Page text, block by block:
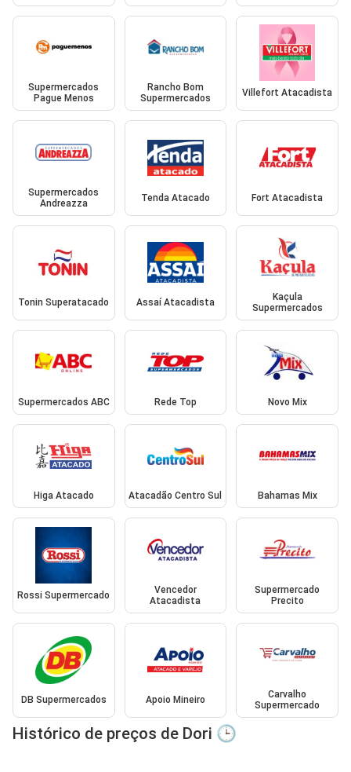
Supermercados
Pague Menos
Rancho Bom
Supermercados
Villefort Atacadista
Supermercados
Andreazza
Tenda Atacado Fort Atacadista
Tonin Superatacado Assaí Atacadista
Kaçula
Supermercados
Supermercados ABC Rede Top Novo Mix
Higa Atacado Atacadão Centro Sul Bahamas Mix
Rossi Supermercado
Vencedor
Atacadista
Supermercado
Precito
DB Supermercados Apoio Mineiro
Carvalho
Supermercado
Histórico de preços de Dori 🕒